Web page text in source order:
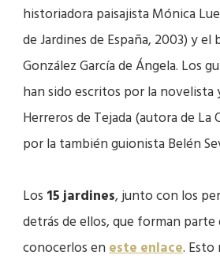
historiadora paisajista Mónica
de Jardines de España, 2003) y
González García de Ángela. Los
han sido escritos por la novelista
Herreros de Tejada (autora de La
por la también guionista Belén
Los 15 jardines, junto con los
detrás de ellos, que forman parte
conocerlos eneste enlace. Esto